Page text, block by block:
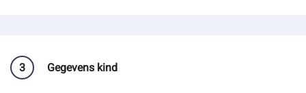
3 Gegevens kind